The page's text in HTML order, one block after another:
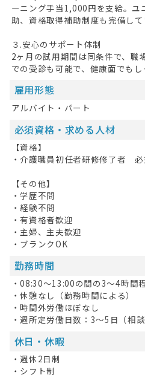
ーニング手当1,000円を支給。ユ
助、資格取得補助制度も完備して
３.安心のサポート体制
2ヶ月の試用期間は同条件で、職
での受診も可能で、健康面でもし
雇用形態
アルバイト・パート
必須資格・求める人材
【資格】
・介護職員初任者研修修了者 必
【その他】
・学歴不問
・経験不問
・有資格者歓迎
・主婦、主夫歓迎
・ブランクOK
勤務時間
・08:30～13:00の間の3～4時間
・休憩なし（勤務時間による）
・時間外労働ほぼなし
・週所定労働日数：3～5日（相談
休日・休暇
・週休2日制
・シフト制